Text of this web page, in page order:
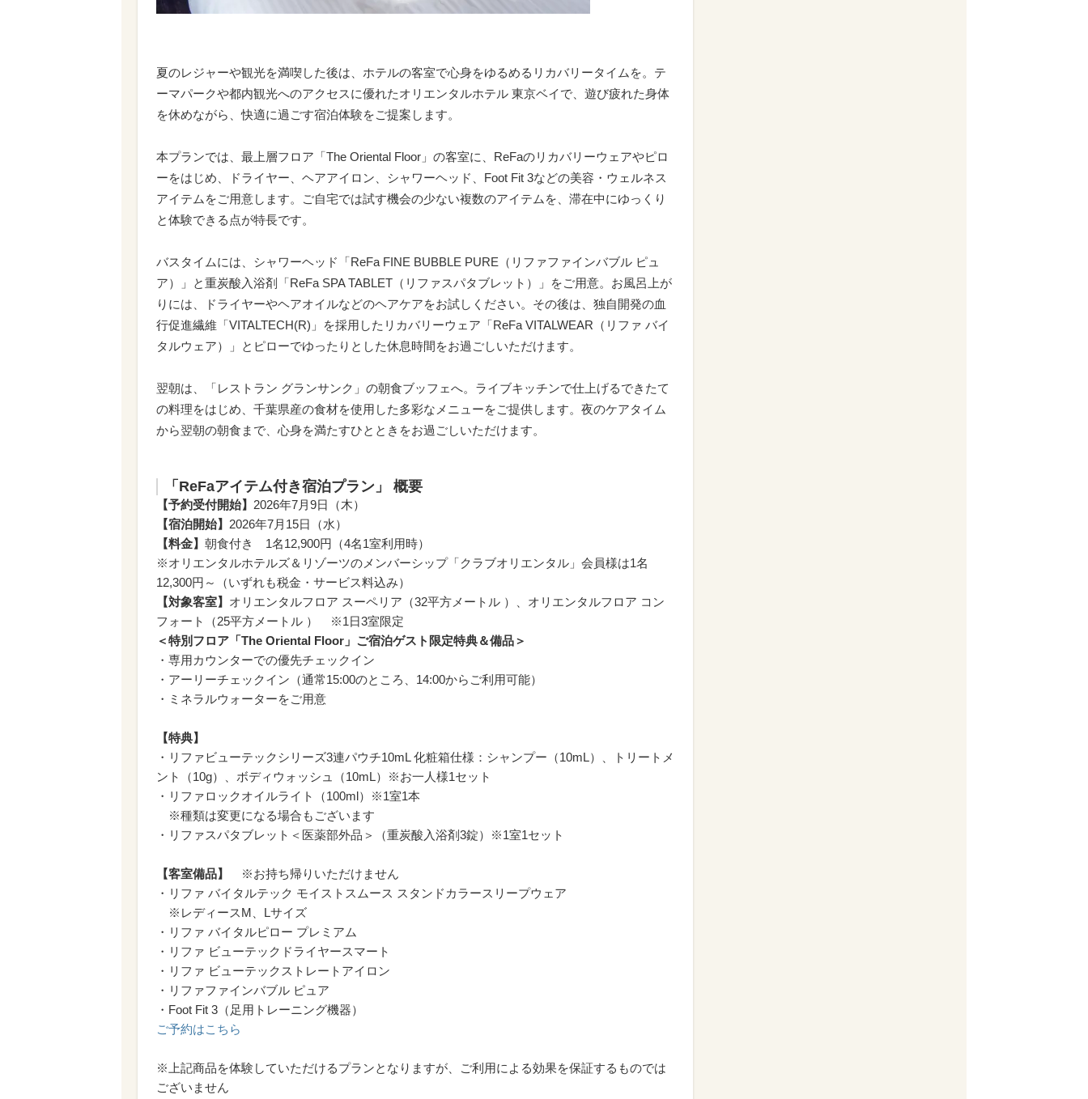
夏のレジャーや観光を満喫した後は、ホテルの客室で心身をゆるめるリカバリータイムを。テ
ーマパークや都内観光へのアクセスに優れたオリエンタルホテル 東京ベイで、遊び疲れた身体
を休めながら、快適に過ごす宿泊体験をご提案します。
本プランでは、最上層フロア「The Oriental Floor」の客室に、ReFaのリカバリーウェアやピロ
ーをはじめ、ドライヤー、ヘアアイロン、シャワーヘッド、Foot Fit 3などの美容・ウェルネス
アイテムをご用意します。ご自宅では試す機会の少ない複数のアイテムを、滞在中にゆっくり
と体験できる点が特長です。
バスタイムには、シャワーヘッド「ReFa FINE BUBBLE PURE（リファファインバブル ピュ
ア）」と重炭酸入浴剤「ReFa SPA TABLET（リファスパタブレット）」をご用意。お風呂上が
りには、ドライヤーやヘアオイルなどのヘアケアをお試しください。その後は、独自開発の血
行促進繊維「VITALTECH(R)」を採用したリカバリーウェア「ReFa VITALWEAR（リファ バイ
タルウェア）」とピローでゆったりとした休息時間をお過ごしいただけます。
翌朝は、「レストラン グランサンク」の朝食ブッフェへ。ライブキッチンで仕上げるできたて
の料理をはじめ、千葉県産の食材を使用した多彩なメニューをご提供します。夜のケアタイム
から翌朝の朝食まで、心身を満たすひとときをお過ごしいただけます。
「ReFaアイテム付き宿泊プラン」 概要
【予約受付開始】 2026年7月9日（木）
【宿泊開始】 2026年7月15日（水）
【料金】 朝食付き 1名12,900円（4名1室利用時）
※オリエンタルホテルズ＆リゾーツのメンバーシップ「クラブオリエンタル」会員様は1名
12,300円～（いずれも税金・サービス料込み）
【対象客室】 オリエンタルフロア スーペリア（32平方メートル ）、オリエンタルフロア コン
フォート（25平方メートル ） ※1日3室限定
＜特別フロア「The Oriental Floor」ご宿泊ゲスト限定特典＆備品＞
・専用カウンターでの優先チェックイン
・アーリーチェックイン（通常15:00のところ、14:00からご利用可能）
・ミネラルウォーターをご用意
【特典】
・リファビューテックシリーズ3連パウチ10mL 化粧箱仕様：シャンプー（10mL）、トリートメ
ント（10g）、ボディウォッシュ（10mL）※お一人様1セット
・リファロックオイルライト（100ml）※1室1本
※種類は変更になる場合もございます
・リファスパタブレット＜医薬部外品＞（重炭酸入浴剤3錠）※1室1セット
【客室備品】
※お持ち帰りいただけません
・リファ バイタルテック モイストスムース スタンドカラースリープウェア
※レディースM、Lサイズ
・リファ バイタルピロー プレミアム
・リファ ビューテックドライヤースマート
・リファ ビューテックストレートアイロン
・リファファインバブル ピュア
・Foot Fit 3（足用トレーニング機器）
ご予約はこちら
※上記商品を体験していただけるプランとなりますが、ご利用による効果を保証するものでは
ございません